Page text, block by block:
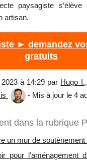
paysagiste s’élève
artisan.
► demandez
gratuits
à 14:29 par Hugo
- Mis à jour le 4
dans la rubrique
un mur de
pour l’aménagement